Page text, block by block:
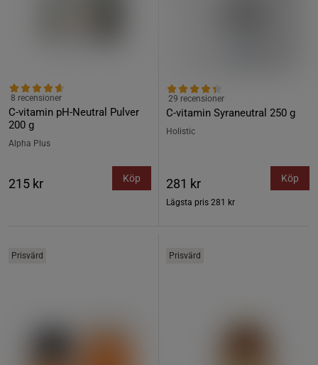
C-vitamin pH-Neutral Pulver
200 g
8 recensioner
Alpha Plus
215 kr Köp
C-vitamin Syraneutral 250 g
29 recensioner
Holistic
281 kr
Lägsta pris 281 kr
Köp
Prisvärd Prisvärd